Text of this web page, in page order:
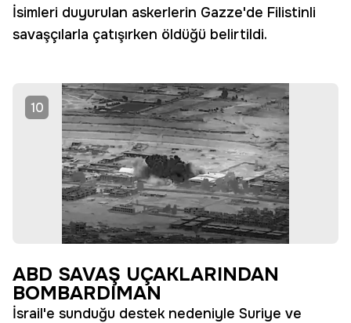
İsimleri duyurulan askerlerin Gazze'de Filistinli
savaşçılarla çatışırken öldüğü belirtildi.
10
ABD SAVAŞ UÇAKLARINDAN
BOMBARDIMAN
İsrail'e sunduğu destek nedeniyle Suriye ve